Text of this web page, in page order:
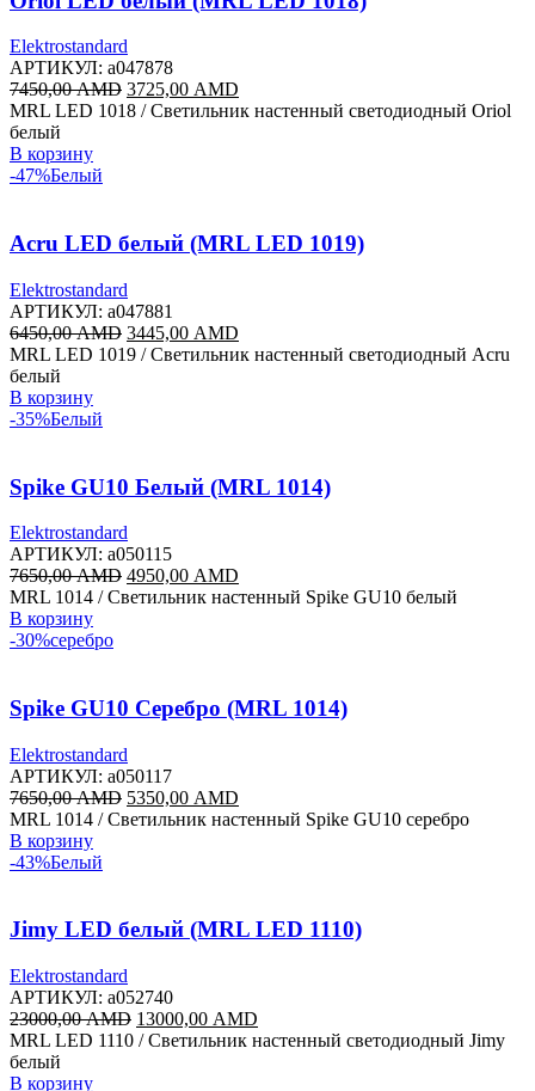
Elektrostandard
АРТИКУЛ: a047878
7450,00AMD Первоначальная
цена
3725,00 AMD
цена:
MRL LED 1018 / Светильник настенный светодиодный Oriol
белый
В корзину
-47%Белый
Acru LED белый (MRL LED 1019)
Elektrostandard
АРТИКУЛ: a047881
6450,00AMD Первоначальная
цена
3445,00 AMD
цена:
MRL LED 1019 / Светильник настенный светодиодный Acru
белый
В корзину
-35%Белый
Spike GU10 Белый (MRL 1014)
Elektrostandard
АРТИКУЛ: a050115
7650,00AMD Первоначальная
цена
4950,00 AMD
цена:
MRL 1014 / Светильник настенный Spike GU10 белый
В корзину
-30%серебро
Spike GU10 Серебро (MRL 1014)
Elektrostandard
АРТИКУЛ: a050117
7650,00AMD Первоначальная
цена
5350,00 AMD
цена:
MRL 1014 / Светильник настенный Spike GU10 серебро
В корзину
-43%Белый
Jimy LED белый (MRL LED 1110)
Elektrostandard
АРТИКУЛ: a052740
23000,00AMD Первоначальная
цена
13000,00 AMD
цена:
MRL LED 1110 / Светильник настенный светодиодный Jimy
белый
В корзину